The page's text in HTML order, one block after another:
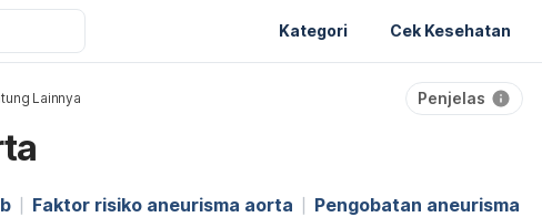
Kategori Cek Kesehatan
Lainnya Penjelas
Faktor risiko aneurisma aorta
Pengobatan aneurisma